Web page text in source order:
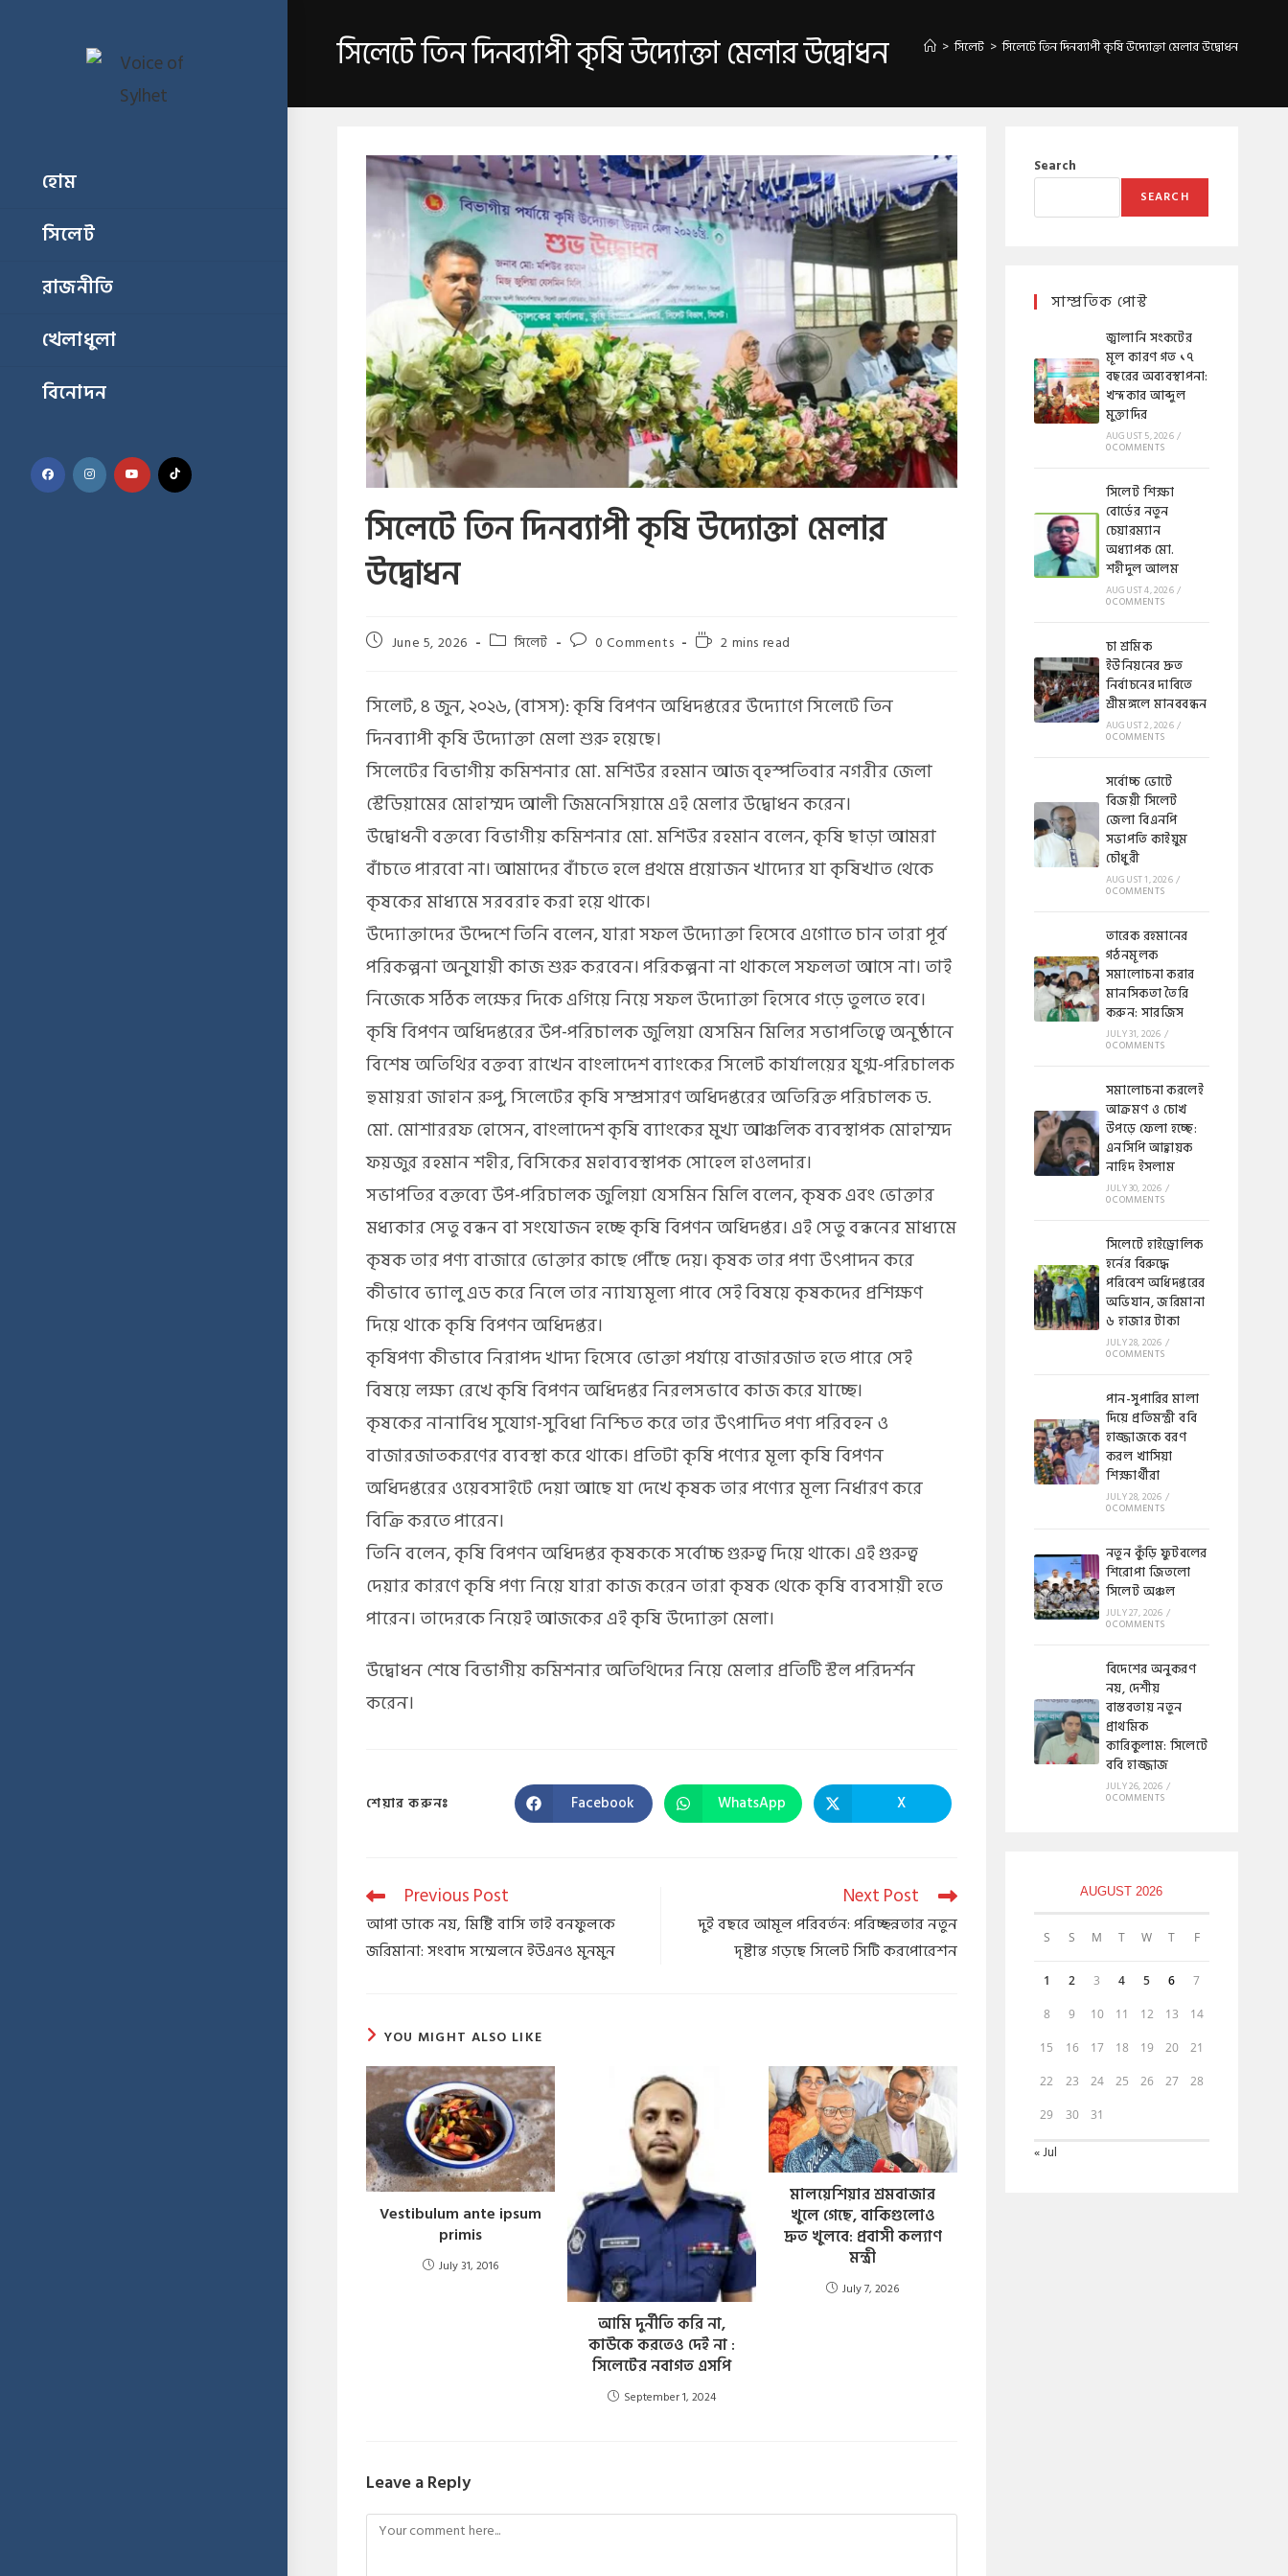
হোম
সিলেট
রাজনীতি
খেলাধুলা
বিনোদন
সিলেটে তিন দিনব্যাপী কৃষি উদ্যোক্তা মেলার উদ্বোধন > সিলেট > সিলেটে তিন দিনব্যাপী কৃষি উদ্যোক্তা মেলার উদ্বোধন
সিলেটে তিন দিনব্যাপী কৃষি উদ্যোক্তা মেলার
উদ্বোধন
June 5, 2026 সিলেট 0 Comments 2 mins read
সিলেট, ৪ জুন, ২০২৬, (বাসস): কৃষি বিপণন অধিদপ্তরের উদ্যোগে সিলেটে তিন
দিনব্যাপী কৃষি উদ্যোক্তা মেলা শুরু হয়েছে।
সিলেটের বিভাগীয় কমিশনার মো. মশিউর রহমান আজ বৃহস্পতিবার নগরীর জেলা
স্টেডিয়ামের মোহাম্মদ আলী জিমনেসিয়ামে এই মেলার উদ্বোধন করেন।
উদ্বোধনী বক্তব্যে বিভাগীয় কমিশনার মো. মশিউর রহমান বলেন, কৃষি ছাড়া আমরা
বাঁচতে পারবো না। আমাদের বাঁচতে হলে প্রথমে প্রয়োজন খাদ্যের যা কৃষিখাত থেকে
কৃষকের মাধ্যমে সরবরাহ করা হয়ে থাকে।
উদ্যোক্তাদের উদ্দেশে তিনি বলেন, যারা সফল উদ্যোক্তা হিসেবে এগোতে চান তারা পূর্ব
পরিকল্পনা অনুযায়ী কাজ শুরু করবেন। পরিকল্পনা না থাকলে সফলতা আসে না। তাই
নিজেকে সঠিক লক্ষের দিকে এগিয়ে নিয়ে সফল উদ্যোক্তা হিসেবে গড়ে তুলতে হবে।
কৃষি বিপণন অধিদপ্তরের উপ-পরিচালক জুলিয়া যেসমিন মিলির সভাপতিত্বে অনুষ্ঠানে
বিশেষ অতিথির বক্তব্য রাখেন বাংলাদেশ ব্যাংকের সিলেট কার্যালয়ের যুগ্ম-পরিচালক
হুমায়রা জাহান রুপু, সিলেটের কৃষি সম্প্রসারণ অধিদপ্তরের অতিরিক্ত পরিচালক ড.
মো. মোশাররফ হোসেন, বাংলাদেশ কৃষি ব্যাংকের মুখ্য আঞ্চলিক ব্যবস্থাপক মোহাম্মদ
ফয়জুর রহমান শহীর, বিসিকের মহাব্যবস্থাপক সোহেল হাওলদার।
সভাপতির বক্তব্যে উপ-পরিচালক জুলিয়া যেসমিন মিলি বলেন, কৃষক এবং ভোক্তার
মধ্যকার সেতু বন্ধন বা সংযোজন হচ্ছে কৃষি বিপণন অধিদপ্তর। এই সেতু বন্ধনের মাধ্যমে
কৃষক তার পণ্য বাজারে ভোক্তার কাছে পৌঁছে দেয়। কৃষক তার পণ্য উৎপাদন করে
কীভাবে ভ্যালু এড করে নিলে তার ন্যায্যমূল্য পাবে সেই বিষয়ে কৃষকদের প্রশিক্ষণ
দিয়ে থাকে কৃষি বিপণন অধিদপ্তর।
কৃষিপণ্য কীভাবে নিরাপদ খাদ্য হিসেবে ভোক্তা পর্যায়ে বাজারজাত হতে পারে সেই
বিষয়ে লক্ষ্য রেখে কৃষি বিপণন অধিদপ্তর নিরলসভাবে কাজ করে যাচ্ছে।
কৃষকের নানাবিধ সুযোগ-সুবিধা নিশ্চিত করে তার উৎপাদিত পণ্য পরিবহন ও
বাজারজাতকরণের ব্যবস্থা করে থাকে। প্রতিটা কৃষি পণ্যের মূল্য কৃষি বিপণন
অধিদপ্তরের ওয়েবসাইটে দেয়া আছে যা দেখে কৃষক তার পণ্যের মূল্য নির্ধারণ করে
বিক্রি করতে পারেন।
তিনি বলেন, কৃষি বিপণন অধিদপ্তর কৃষককে সর্বোচ্চ গুরুত্ব দিয়ে থাকে। এই গুরুত্ব
দেয়ার কারণে কৃষি পণ্য নিয়ে যারা কাজ করেন তারা কৃষক থেকে কৃষি ব্যবসায়ী হতে
পারেন। তাদেরকে নিয়েই আজকের এই কৃষি উদ্যোক্তা মেলা।
উদ্বোধন শেষে বিভাগীয় কমিশনার অতিথিদের নিয়ে মেলার প্রতিটি স্টল পরিদর্শন
করেন।
শেয়ার করুনঃ Facebook WhatsApp X
Previous Post
আপা ডাকে নয়, মিষ্টি বাসি তাই বনফুলকে
জরিমানা: সংবাদ সম্মেলনে ইউএনও মুনমুন
Next Post
দুই বছরে আমূল পরিবর্তন: পরিচ্ছন্নতার নতুন
দৃষ্টান্ত গড়ছে সিলেট সিটি করপোরেশন
YOU MIGHT ALSO LIKE
Vestibulum ante ipsum
primis
July 31, 2016
আমি দুর্নীতি করি না,
কাউকে করতেও দেই না :
সিলেটের নবাগত এসপি
September 1, 2024
মালয়েশিয়ার শ্রমবাজার
খুলে গেছে, বাকিগুলোও
দ্রুত খুলবে: প্রবাসী কল্যাণ
মন্ত্রী
July 7, 2026
Leave a Reply
Search
SEARCH
সাম্প্রতিক পোস্ট
জ্বালানি সংকটের
মূল কারণ গত ১৭
বছরের অব্যবস্থাপনা:
খন্দকার আব্দুল
মুক্তাদির
AUGUST 5, 2026/
0 COMMENTS
সিলেট শিক্ষা
বোর্ডের নতুন
চেয়ারম্যান
অধ্যাপক মো.
শহীদুল আলম
AUGUST 4, 2026/
0 COMMENTS
চা শ্রমিক
ইউনিয়নের দ্রুত
নির্বাচনের দাবিতে
শ্রীমঙ্গলে মানববন্ধন
AUGUST 2, 2026/
0 COMMENTS
সর্বোচ্চ ভোটে
বিজয়ী সিলেট
জেলা বিএনপি
সভাপতি কাইয়ুম
চৌধুরী
AUGUST 1, 2026/
0 COMMENTS
​​তারেক রহমানের
গঠনমূলক
সমালোচনা করার
মানসিকতা তৈরি
করুন: সারজিস
JULY 31, 2026 /
0 COMMENTS
সমালোচনা করলেই
আক্রমণ ও চোখ
উপড়ে ফেলা হচ্ছে:
এনসিপি আহ্বায়ক
নাহিদ ইসলাম
JULY 30, 2026 /
0 COMMENTS
​সিলেটে হাইড্রোলিক
হর্নের বিরুদ্ধে
পরিবেশ অধিদপ্তরের
অভিযান, জরিমানা
৬ হাজার টাকা
JULY 28, 2026 /
0 COMMENTS
পান-সুপারির মালা
দিয়ে প্রতিমন্ত্রী ববি
হাজ্জাজকে বরণ
করল খাসিয়া
শিক্ষার্থীরা
JULY 28, 2026 /
0 COMMENTS
নতুন কুঁড়ি ফুটবলের
শিরোপা জিতলো
সিলেট অঞ্চল
JULY 27, 2026 /
0 COMMENTS
বিদেশের অনুকরণ
নয়, দেশীয়
বাস্তবতায় নতুন
প্রাথমিক
কারিকুলাম: সিলেটে
ববি হাজ্জাজ
JULY 26, 2026 /
0 COMMENTS
AUGUST 2026
S S M T W T F
1 2 3 4 5 6 7
8 9 10 11 12 13 14
15 16 17 18 19 20 21
22 23 24 25 26 27 28
29 30 31
« Jul